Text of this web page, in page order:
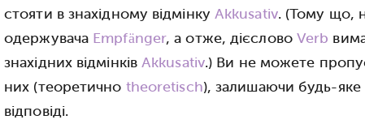
стояти в знахідному відмінку Akkusativ. (Тому що,
одержувача Empfänger, а отже, дієслово Verb
знахідних відмінківAkkusativ.) Ви не можете
них (теоретично theoretisch), залишаючи будь-яке
відповіді.